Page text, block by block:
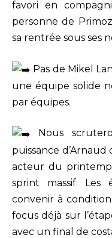
favori en
personne de
sa rentrée sous ses
Pas de Mikel
une équipe solide
par équipes.
Nous
puissance
acteur du
sprint massif.
convenir à
focus déjà sur
avec un final de